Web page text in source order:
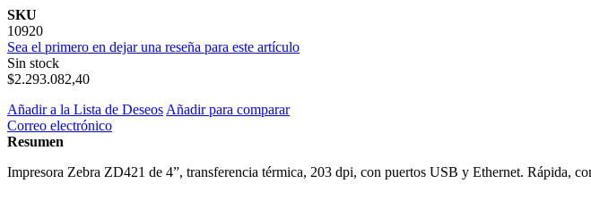
SKU
10920
Sea el primero en dejar una reseña para este artículo
Sin stock
$2.293.082,40
Añadir a la Lista de Deseos Añadir para comparar
Correo electrónico
Resumen
Impresora Zebra ZD421 de 4”, transferencia térmica, 203 dpi, con puertos USB y Ethernet. Rápida,